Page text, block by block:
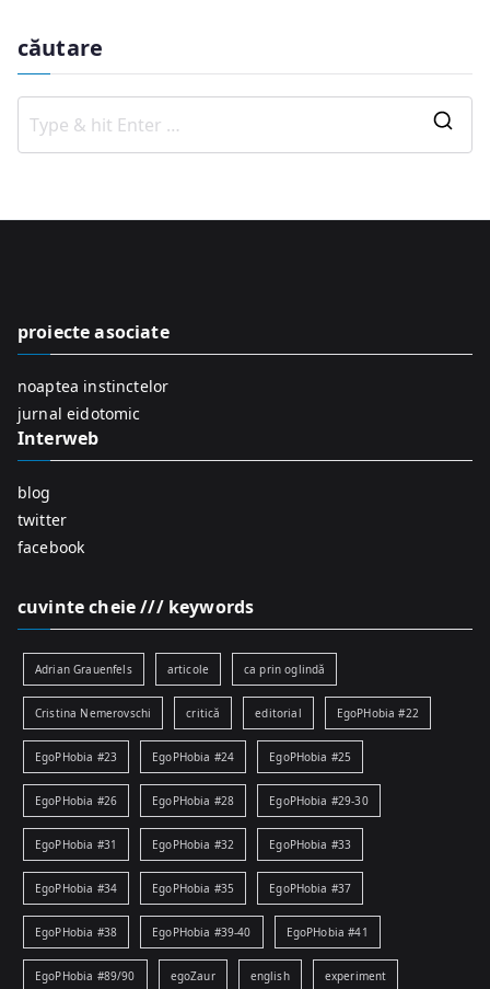
căutare
o
proiecte asociate
noaptea instinctelor
jurnal eidotomic
Interweb
blog
twitter
facebook
cuvinte cheie /// keywords
Adrian Grauenfels articole ca prin oglindă
Cristina Nemerovschi critică editorial EgoPHobia #22
EgoPHobia #23 EgoPHobia #24 EgoPHobia #25
EgoPHobia #26 EgoPHobia #28 EgoPHobia #29-30
EgoPHobia #31 EgoPHobia #32 EgoPHobia #33
EgoPHobia #34 EgoPHobia #35 EgoPHobia #37
EgoPHobia #38 EgoPHobia #39-40 EgoPHobia #41
EgoPHobia #89/90 egoZaur english experiment